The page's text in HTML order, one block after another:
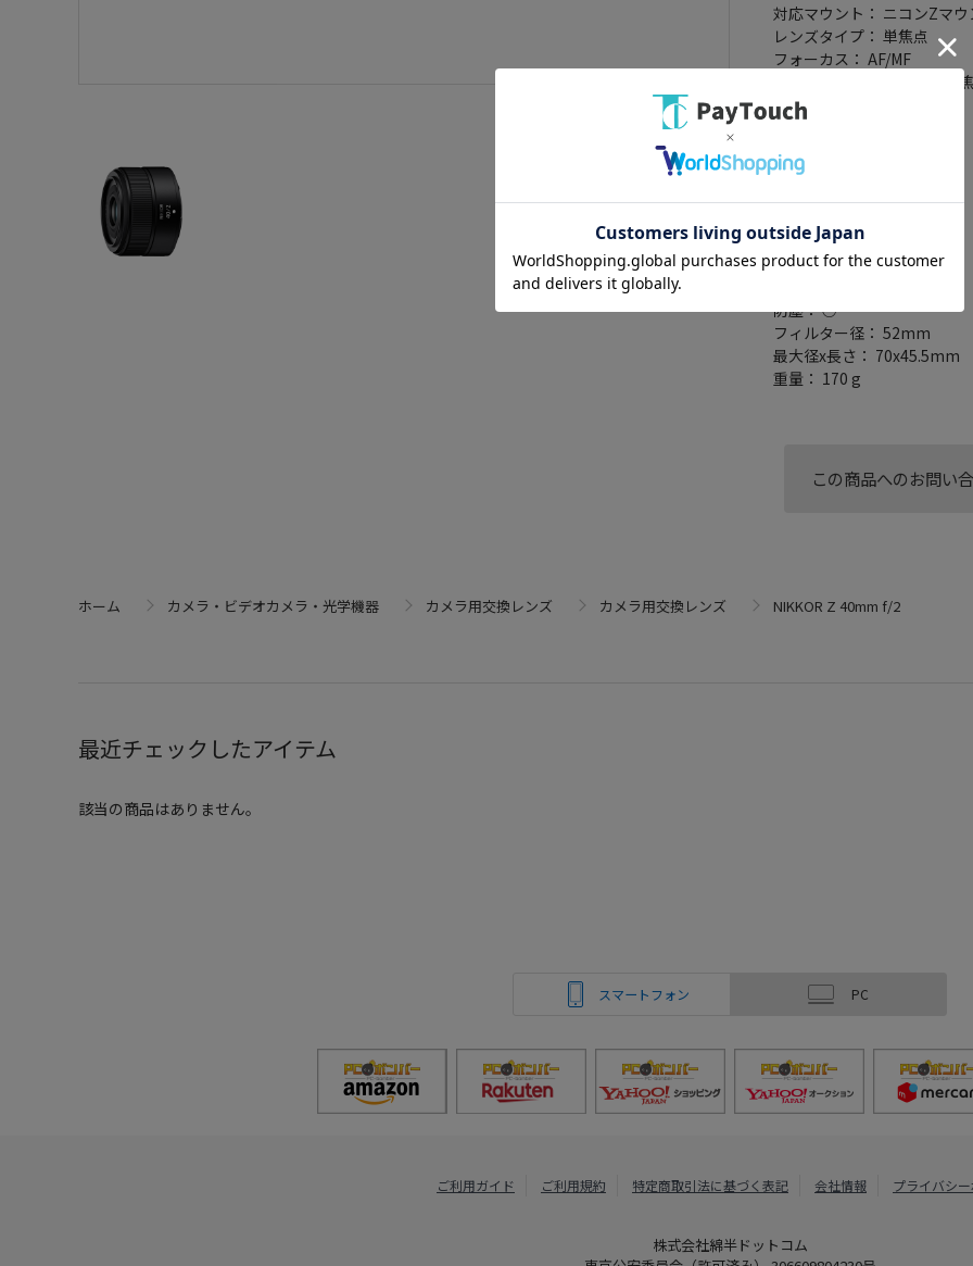
対応マウント： ニコンZマ
レンズタイプ： 単焦点
フォーカス： AF/MF
詳細レンズタイプ： 標準単
フルサイズ対応： ○
レンズ構成： 4群6枚
絞り羽根枚数： 9 枚
焦点距離： 40mm
開放F値： F2
画角： 57 度
防塵： ○
フィルター径： 52mm
最大径x長さ： 70x45.5mm
重量： 170 g
この商品へのお問い
ホーム カメラ・ビデオカメラ・光学機器 カメラ用交換レンズ カメラ用交換レンズ NIKKOR Z 40mm f/2
最近チェックしたアイテム
該当の商品はありません。
スマートフォン PC
ご利用ガイド ご利用規約 特定商取引法に基づく表記 会社情報 プライバシ
株式会社綿半ドットコム